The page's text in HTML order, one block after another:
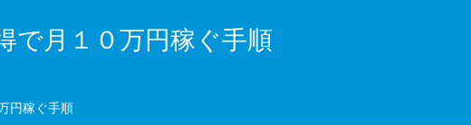
で月１０万円稼ぐ手順
円稼ぐ手順